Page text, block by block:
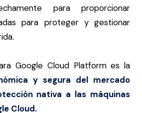
para proporcionar
para proteger y gestionar
Google Cloud Platform es la
y segura del mercado
nativa a las máquinas
Cloud.